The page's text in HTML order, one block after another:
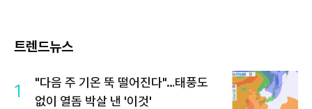
트렌드뉴스
1
"다음 주 기온 뚝 떨어진다"…태풍도
없이 열돔 박살 낸 '이것'